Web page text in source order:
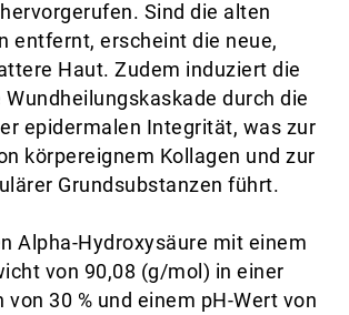
Sind die alten
entfernt, erscheint die neue,
Haut. Zudem induziert die
durch die
epidermalen Integrität, was zur
körpereignem Kollagen und zur
Grundsubstanzen führt.
Alpha-Hydroxysäure mit einem
von 90,08 (g/mol) in einer
von 30 % und einem pH-Wert von